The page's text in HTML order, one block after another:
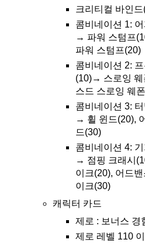
크리티컬 바인
콤비네이션 1:
→ 파워 스텀프
파워 스텀프(20)
콤비네이션 2: 프
(10)→ 스로잉 웨
스드 스로잉 웨
콤비네이션 3:
→ 휠 윈드(20),
드(30)
콤비네이션 4:
→ 점핑 크래시
이크(20), 어드밴
이크(30)
캐릭터 카드
제로 : 보너스 경
제로 레벨 110